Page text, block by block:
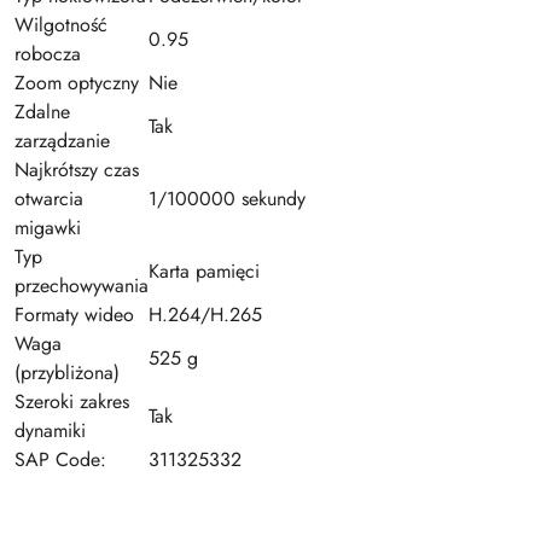
Wilgotność
robocza
0.95
Zoom optyczny Nie
Zdalne
zarządzanie
Tak
Najkrótszy czas
otwarcia
migawki
1/100000 sekundy
Typ
przechowywania
Karta pamięci
Formaty wideo H.264/H.265
Waga
(przybliżona)
525 g
Szeroki zakres
dynamiki
Tak
SAP Code:
311325332